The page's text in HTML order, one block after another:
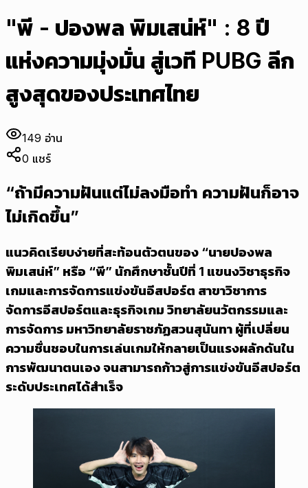
"พี - ปองพล พิมเสน่ห์" : 8 ปี
แห่งความมุ่งมั่น สู่เวที PUBG ลีก
สูงสุดของประเทศไทย
149 อ่าน
0 แชร์
“ถ้ามีความฝันแต่ไม่ลงมือทำ ความฝันก็อาจ
ไม่เกิดขึ้น”
แนวคิดเรียบง่ายที่สะท้อนตัวตนของ “นายปองพล
พิมเสน่ห์” หรือ “พี” นักศึกษาชั้นปีที่ 1 แขนงวิชาธุรกิจ
เกมและการจัดการแข่งขันอีสปอร์ต สาขาวิชาการ
จัดการอีสปอร์ตและธุรกิจเกม วิทยาลัยนวัตกรรมและ
การจัดการ มหาวิทยาลัยราชภัฏสวนสุนันทา ผู้ที่เปลี่ยน
ความชื่นชอบในการเล่นเกมให้กลายเป็นแรงผลักดันใน
การพัฒนาตนเอง จนสามารถก้าวสู่การแข่งขันอีสปอร์ต
ระดับประเทศได้สำเร็จ